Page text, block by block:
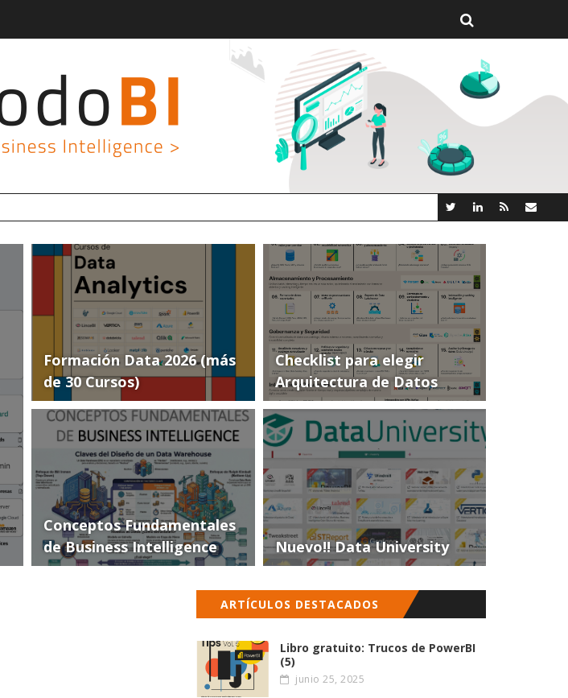
GROOT AI LINCEBI: LA NUEVA PLATAFORMA ANALYTICS AI OPEN SOURCE
Formación Data 2026 (más
de 30 Cursos)
Checklist para elegir
Arquitectura de Datos
Conceptos Fundamentales
de Business Intelligence
Nuevo!! Data University
ARTÍCULOS DESTACADOS
Libro gratuito: Trucos de PowerBI
(5)
junio 25, 2025